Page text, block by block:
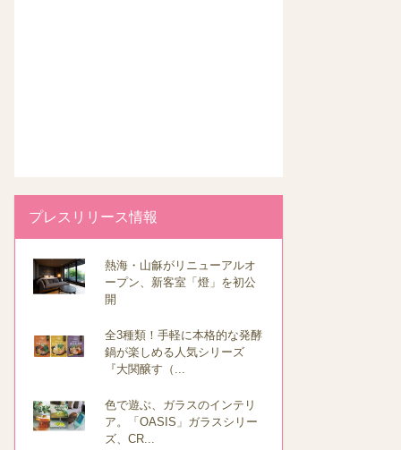
プレスリリース情報
熱海・山龢がリニューアルオ
ープン、新客室「燈」を初公
開
全3種類！手軽に本格的な発酵
鍋が楽しめる人気シリーズ
『大関醸す（...
色で遊ぶ、ガラスのインテリ
ア。「OASIS」ガラスシリー
ズ、CR...